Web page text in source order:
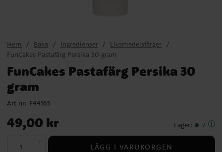
Hem Baka Ingredienser
Livsmedelsfärger
FunCakes Pastafärg Persika 30 gram
FunCakes Pastafärg Persika 30
gram
Art nr: F44165
Pris: 49,00 kr
49,00 kr Lager: 7
LÄGG I VARUKORGEN